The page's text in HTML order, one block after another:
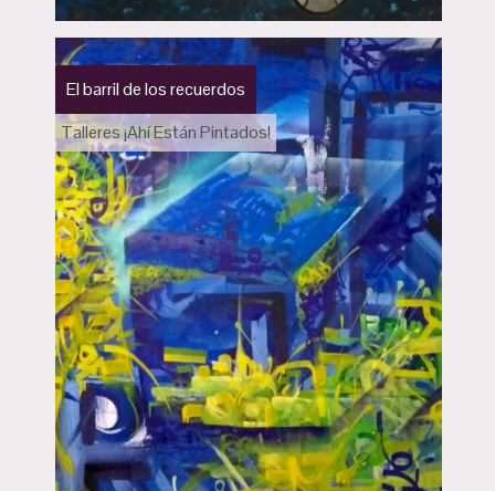
El barril de los recuerdos
Talleres ¡Ahí Están Pintados!